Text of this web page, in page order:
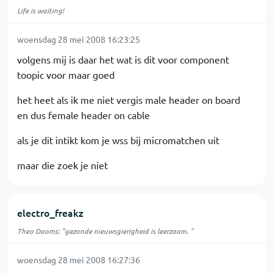
Life is waiting!
woensdag 28 mei 2008 16:23:25
volgens mij is daar het wat is dit voor component
toopic voor maar goed
het heet als ik me niet vergis male header on board
en dus female header on cable
als je dit intikt kom je wss bij micromatchen uit
maar die zoek je niet
electro_freakz
Theo Dooms: "gezonde nieuwsgierigheid is leerzaam. "
woensdag 28 mei 2008 16:27:36